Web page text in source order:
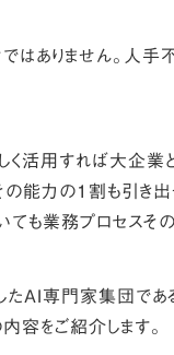
ありません。人
く活用すれば大企
能力の1割も引
も業務プロセスそ
たAI専門家集団
容をご紹介します。